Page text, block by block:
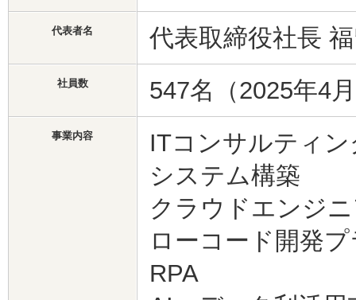
代表者名 代表取締役社長
社員数 547名（2025年4
事業内容
ITコンサルティン
システム構築
クラウドエンジ
ローコード開発
RPA